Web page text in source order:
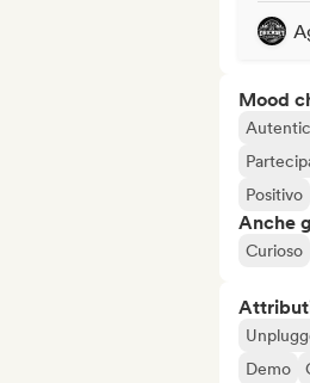
Mood
Positivo
Anche
Curioso
Demo